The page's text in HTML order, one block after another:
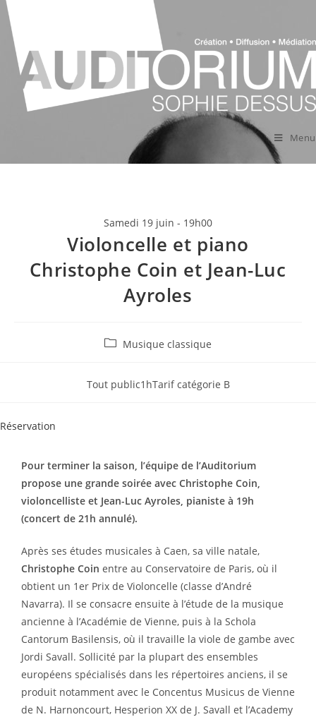
Menu
Samedi 19 juin - 19h00
Violoncelle et piano
Christophe Coin et Jean-Luc
Ayroles
Musique classique
Tout public1hTarif catégorie B
Réservation
Pour terminer la saison, l’équipe de l’Auditorium
propose une grande soirée avec Christophe Coin,
violoncelliste et Jean-Luc Ayroles, pianiste à 19h
(concert de 21h annulé).
Après ses études musicales à Caen, sa ville natale,
Christophe Coin entre au Conservatoire de Paris, où il
obtient un 1er Prix de Violoncelle (classe d’André
Navarra). Il se consacre ensuite à l’étude de la musique
ancienne à l’Académie de Vienne, puis à la Schola
Cantorum Basilensis, où il travaille la viole de gambe avec
Jordi Savall. Sollicité par la plupart des ensembles
européens spécialisés dans les répertoires anciens, il se
produit notamment avec le Concentus Musicus de Vienne
de N. Harnoncourt, Hesperion XX de J. Savall et l’Academy